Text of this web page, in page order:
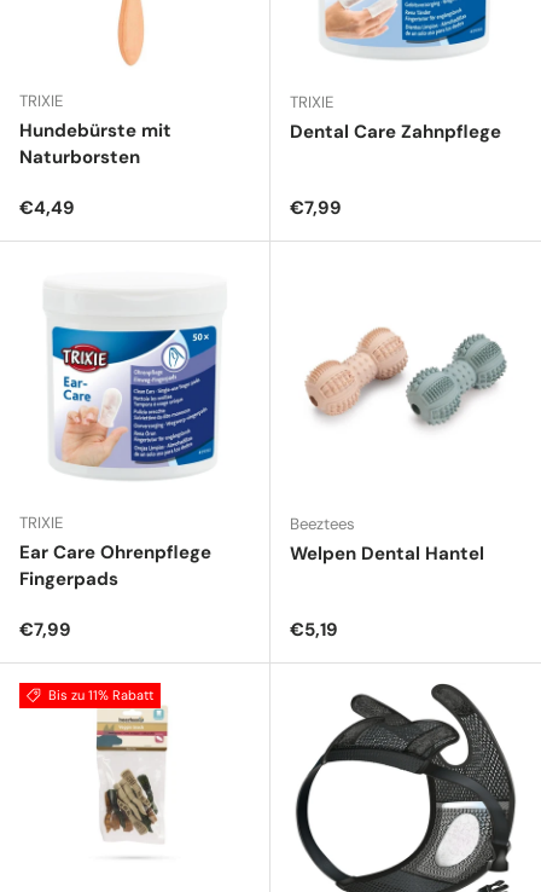
TRIXIE
Hundebürste mit
Naturborsten
Normaler Preis
€4,49
TRIXIE
Dental Care Zahnpflege
Normaler Preis
€7,99
TRIXIE
Ear Care Ohrenpflege
Fingerpads
Normaler Preis
€7,99
Beeztees
Welpen Dental Hantel
Normaler Preis
€5,19
Bis zu 11% Rabatt